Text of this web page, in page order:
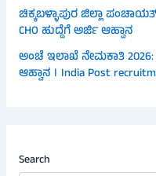
ಚಿಕ್ಕಬಳ್ಳಾಪುರ ಜಿಲ್ಲಾ
CHO ಹುದ್ದೆಗೆ ಅರ್ಜಿ ಆಹ್ವಾನ
ಅಂಚೆ ಇಲಾಖೆ ನೇಮಕಾತಿ 2026:
ಆಹ್ವಾನ । India Post
Search